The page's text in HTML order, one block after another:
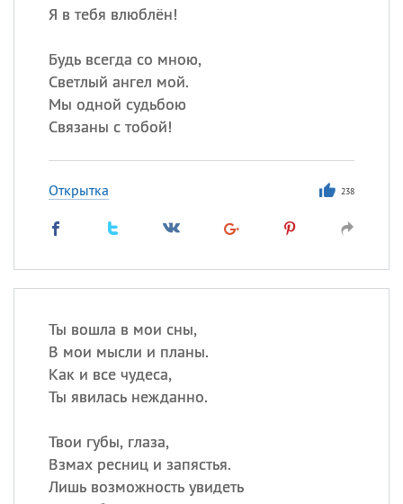
Я в тебя влюблён!
Будь всегда со мною,
Светлый ангел мой.
Мы одной судьбою
Связаны с тобой!
Открытка 238
Ты вошла в мои сны,
В мои мысли и планы.
Как и все чудеса,
Ты явилась нежданно.
Твои губы, глаза,
Взмах ресниц и запястья.
Лишь возможность увидеть